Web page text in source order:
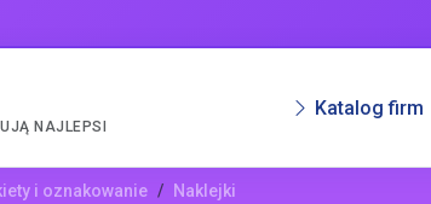
NAJLEPSI
Katalog firm
i oznakowanie Naklejki